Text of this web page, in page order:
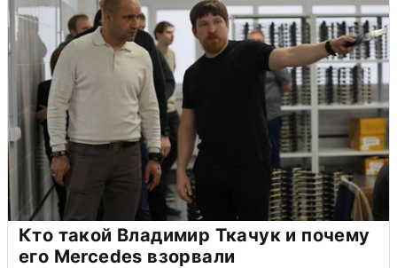
Кто такой Владимир Ткачук и почему
его Mercedes взорвали